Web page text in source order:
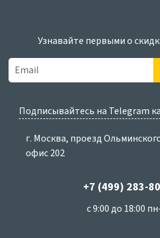
Узнавайте первыми о
Подписывайтесь на Telegram
г. Москва, проезд
офис 202
+7 (499) 283-
с 9:00 до 18:00